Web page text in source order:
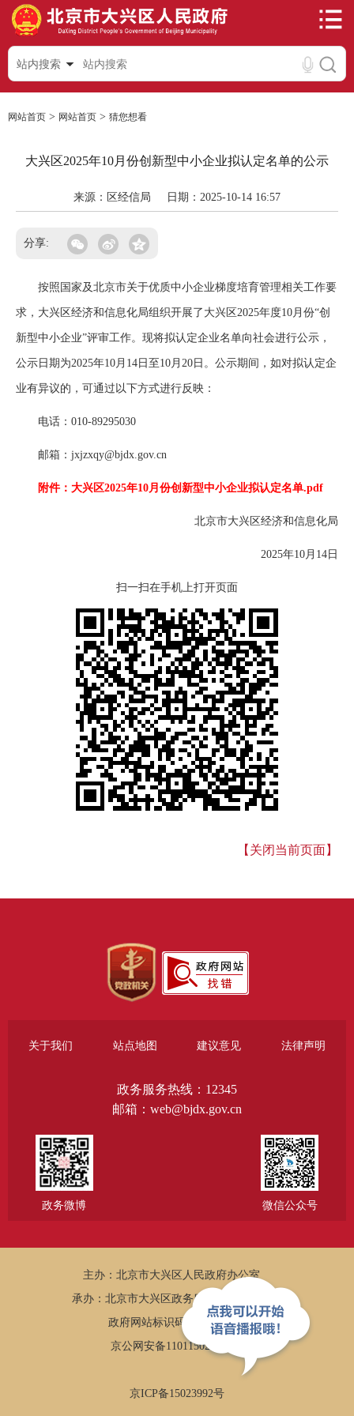
站内搜索
网站首页 > 网站首页 > 猜您想看
大兴区2025年10月份创新型中小企业拟认定名单的公示
来源：区经信局 日期：2025-10-14 16:57
分享:
按照国家及北京市关于优质中小企业梯度培育管理相关工作要
求，大兴区经济和信息化局组织开展了大兴区2025年度10月份“创
新型中小企业”评审工作。现将拟认定企业名单向社会进行公示，
公示日期为2025年10月14日至10月20日。公示期间，如对拟认定企
业有异议的，可通过以下方式进行反映：
电话：010-89295030
邮箱：jxjzxqy@bjdx.gov.cn
附件：大兴区2025年10月份创新型中小企业拟认定名单.pdf
北京市大兴区经济和信息化局
2025年10月14日
扫一扫在手机上打开页面
【关闭当前页面】
关于我们 站点地图 建议意见 法律声明
政务服务热线：12345
邮箱：web@bjdx.gov.cn
政务微博 微信公众号
主办：北京市大兴区人民政府办公室
承办：北京市大兴区政务服务和数据管理局
政府网站标识码：1101150005
京公网安备11011502002502
京ICP备15023992号